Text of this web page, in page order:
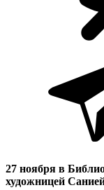
27 ноября в
художницей